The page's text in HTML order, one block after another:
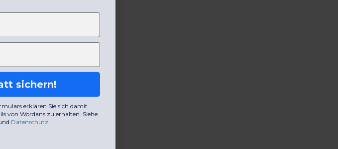
sichern!
erklären Sie sich damit
von Wordans zu erhalten. Siehe
Datenschutz